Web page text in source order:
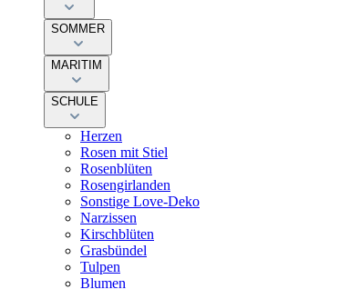
SOMMER
MARITIM
SCHULE
Herzen
Rosen mit Stiel
Rosenblüten
Rosengirlanden
Sonstige Love-Deko
Narzissen
Kirschblüten
Grasbündel
Tulpen
Blumen